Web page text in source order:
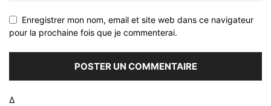
Enregistrer mon nom, email et site web dans ce navigateur
pour la prochaine fois que je commenterai.
Δ